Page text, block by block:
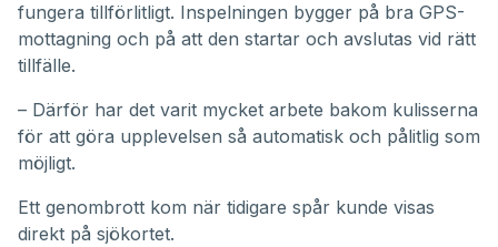
fungera tillförlitligt. Inspelningen bygger på bra GPS-
mottagning och på att den startar och avslutas vid rätt
tillfälle.
– Därför har det varit mycket arbete bakom kulisserna
för att göra upplevelsen så automatisk och pålitlig som
möjligt.
Ett genombrott kom när tidigare spår kunde visas
direkt på sjökortet.